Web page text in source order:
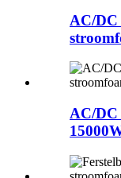
AC/DC
AC/DC